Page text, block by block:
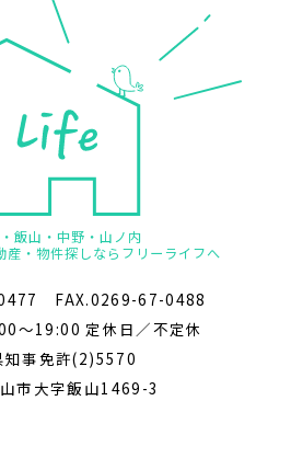
飯山・中野・山ノ内
産・物件探しならフリーライフへ
FAX.0269-67-0488
～19:00 定休日／不定休
知事免許(2)5570
市大字飯山1469-3